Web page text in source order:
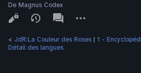
De Magnus Codex
Affichages
associated-
pages
actions
< JdR:La Couleur des Roses ‎ | 1 -
Détail des langues